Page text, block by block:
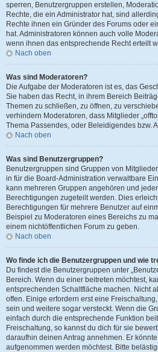
sperren, Benutzergruppen erstellen,
Rechte, die ein Administrator hat, sind
Rechte ihnen ein Gründer des Forums oder
hat. Administratoren können auch volle
wenn ihnen das entsprechende Recht erteilt
Nach oben
Was sind Moderatoren?
Die Aufgabe der Moderatoren ist es, das
Sie haben das Recht, in ihrem Bereich
Themen zu schließen, zu öffnen, zu
verhindern Moderatoren, dass Mitglieder
Thema Passendes, oder Beleidigendes bzw.
Nach oben
Was sind Benutzergruppen?
Benutzergruppen sind Gruppen von
in für die Board-Administration verwaltbare
kann mehreren Gruppen angehören und
Berechtigungen zugeteilt werden. Dies
Berechtigungen für mehrere Benutzer auf
Beispiel zu Moderatoren eines Bereichs zu
einem nichtöffentlichen Forum zu geben.
Nach oben
Wo finde ich die Benutzergruppen und wie
Du findest die Benutzergruppen unter
Bereich. Wenn du einer beitreten möchtest,
entsprechenden Schaltfläche machen. Nicht
offen. Einige erfordern erst eine
sein und weitere sogar versteckt. Wenn die
einfach durch die entsprechende Funktion
Freischaltung, so kannst du dich für sie
daraufhin deinen Antrag annehmen. Er
aufgenommen werden möchtest. Bitte